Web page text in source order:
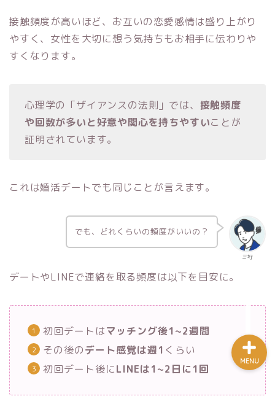
接触頻度が高いほど、お互いの恋愛感情は盛り上がり
やすく、女性を大切に想う気持ちもお相手に伝わりや
すくなります。
心理学の「ザイアンスの法則」では、 接触頻度
や回数が多いと好意や関心を持ちやすいことが
証明されています。
これは婚活デートでも同じことが言えます。
三好
でも、どれくらいの頻度がいいの？
デートやLINEで連絡を取る頻度は以下を目安に。
初回デートはマッチング後1~2週間
その後のデート感覚は週1 くらい
初回デート後にLINEは1~2日に1回
MENU
婚活ノウハウ
問い合わせ